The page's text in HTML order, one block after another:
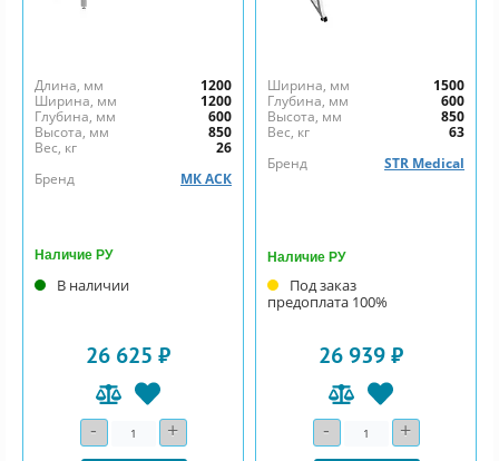
Длина, мм
1200
Ширина, мм
1200
Глубина, мм
600
Высота, мм
850
Вес, кг
26
Бренд
МК АСК
Наличие РУ
В наличии
26 625 ₽
- Количество+
Ширина, мм
1500
Глубина, мм
600
Высота, мм
850
Вес, кг
63
Бренд
STR Medical
Наличие РУ
Под заказ
предоплата 100%
26 939 ₽
- Количество+